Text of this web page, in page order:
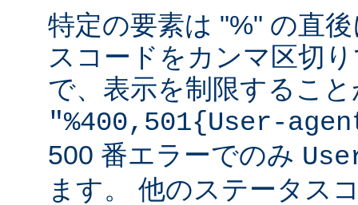
特定の要素は "%" の直
スコードをカンマ区切
で、表示を制限するこ
"%400,501{User-
500 番エラーでのみ
ます。 他のステータス